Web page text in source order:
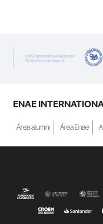
ENAE
Área alumni Área Enae